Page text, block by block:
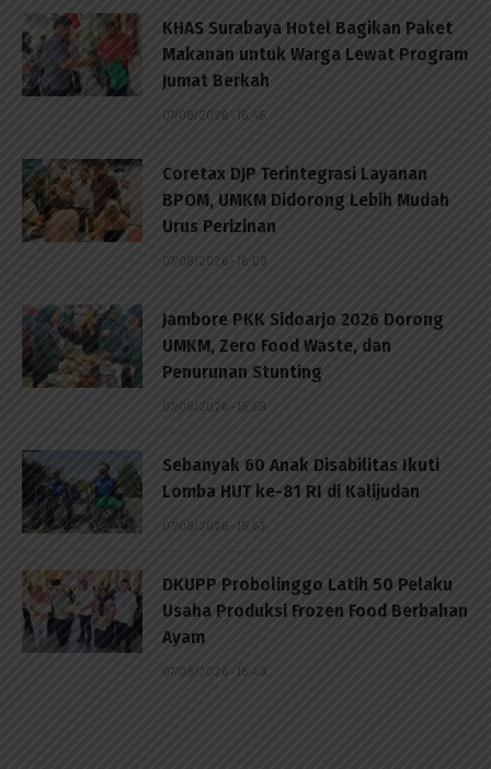
KHAS Surabaya Hotel Bagikan Paket
Makanan untuk Warga Lewat Program
Jumat Berkah
07/08/2026 - 16:46
Coretax DJP Terintegrasi Layanan
BPOM, UMKM Didorong Lebih Mudah
Urus Perizinan
07/08/2026 - 16:09
Jambore PKK Sidoarjo 2026 Dorong
UMKM, Zero Food Waste, dan
Penurunan Stunting
07/08/2026 - 15:59
Sebanyak 60 Anak Disabilitas Ikuti
Lomba HUT ke-81 RI di Kalijudan
07/08/2026 - 15:53
DKUPP Probolinggo Latih 50 Pelaku
Usaha Produksi Frozen Food Berbahan
Ayam
07/08/2026 - 15:49